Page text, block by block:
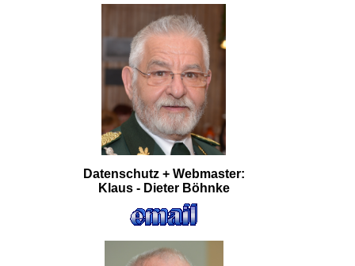
Datenschutz + Webmaster:
Klaus - Dieter Böhnke